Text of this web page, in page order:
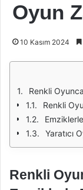
Oyun
10 Kasım 2024
Renkli
Renkli
Yaratıcı
Renkli